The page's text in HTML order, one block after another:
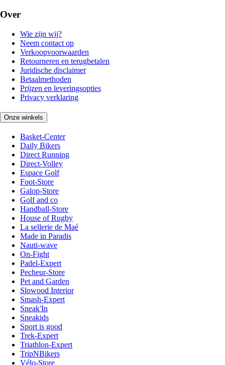
Over
Wie zijn wij?
Neem contact op
Verkoopvoorwaarden
Retourneren en terugbetalen
Juridische disclaimer
Betaalmethoden
Prijzen en leveringsopties
Privacy verklaring
Onze winkels
Basket-Center
Daily Bikers
Direct Running
Direct-Volley
Espace Golf
Foot-Store
Galop-Store
Golf and co
Handball-Store
House of Rugby
La sellerie de Maé
Made in Paradis
Nauti-wave
On-Fight
Padel-Expert
Pecheur-Store
Pet and Garden
Slowood Interior
Smash-Expert
Sneak'In
Sneakids
Sport is good
Trek-Expert
Triathlon-Expert
TripNBikers
Vélo-Store